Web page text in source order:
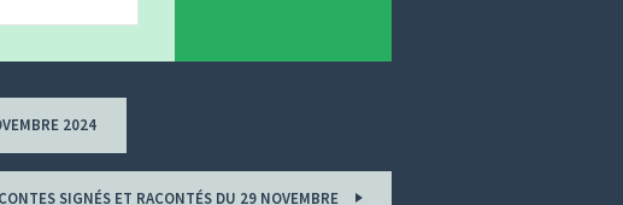
2024
SIGNÉS ET RACONTÉS DU 29 NOVEMBRE